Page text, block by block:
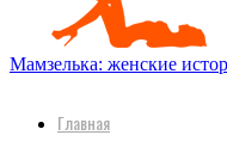
Мамзелька: женские
Главная